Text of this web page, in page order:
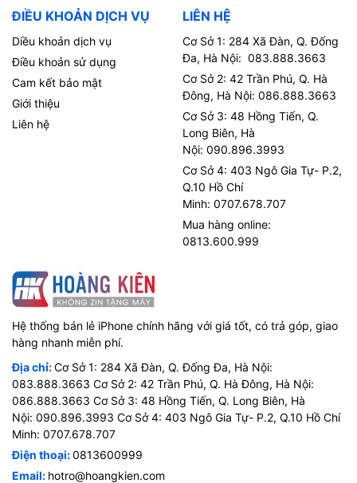
Đồng thời, bạn còn có thể quay video chất lượng 4K HDR
lượng, màu sắc và chi tiết được thể hiện trọn vẹn hơn bao
giờ hết.
thuộc hàng “khủng” nhưng vẫn cho thời lượng sử dụng lên đến 50
giờ nghe nhạc.
Ngoài ra, iPhone 12 Mini còn được trang bị tính năng sạc pin nhanh
20 W, người dùng có thể nhanh chóng sạc đầy chiếc điện thoại
của mình, để tiếp tục công việc mà không bị gián đoạn quá lâu.
ĐIỀU KHOẢN DỊCH VỤ
Diều khoản dịch vụ
Điều khoản sử dụng
Cam kết bảo mật
Giới thiệu
Liên hệ
LIÊN HỆ
Cơ Sở 1: 284 Xã Đàn, Q. Đống
Đa, Hà Nội: 083.888.3663
Cơ Sở 2: 42 Trần Phú, Q. Hà
Đông, Hà Nội: 086.888.3663
Cơ Sở 3: 48 Hồng Tiến, Q.
Long Biên, Hà
Nội: 090.896.3993
Cơ Sở 4: 403 Ngô Gia Tự- P.2,
Q.10 Hồ Chí
Minh: 0707.678.707
Mua hàng online:
0813.600.999
Hệ thống bán lẻ iPhone chính hãng với giá tốt, có trả góp, giao
hàng nhanh miễn phí.
Địa chỉ:Cơ Sở 1: 284 Xã Đàn, Q. Đống Đa, Hà Nội:
083.888.3663 Cơ Sở 2: 42 Trần Phú, Q. Hà Đông, Hà Nội:
086.888.3663 Cơ Sở 3: 48 Hồng Tiến, Q. Long Biên, Hà
Nội: 090.896.3993 Cơ Sở 4: 403 Ngô Gia Tự- P.2, Q.10 Hồ Chí
Minh: 0707.678.707
Điện thoại:0813600999
Email: hotro@hoangkien.com